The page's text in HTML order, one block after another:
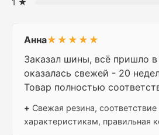
1 ★
Анна★★★★★
Заказал шины, всё пришло в
оказалась свежей - 20
Товар полностью
+ Свежая резина,
характеристикам, правильная